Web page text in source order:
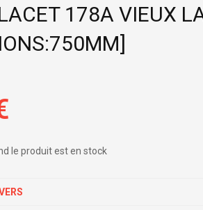
178A VIEUX
le produit est en stock